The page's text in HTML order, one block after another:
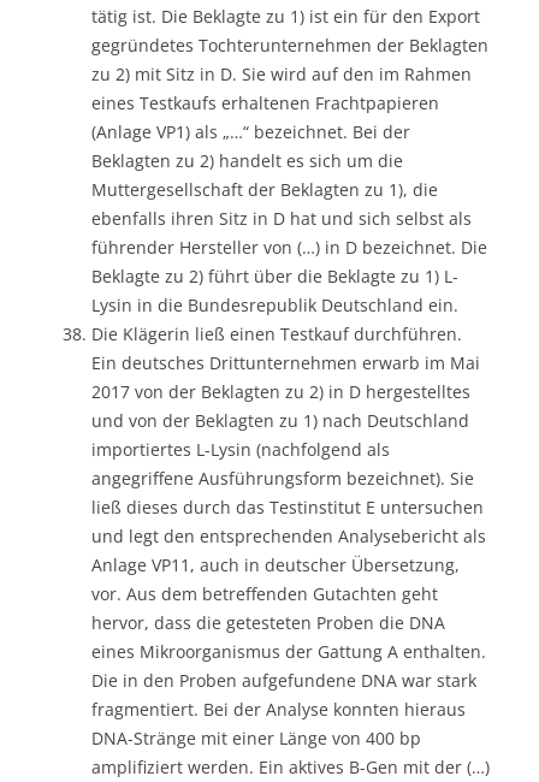
tätig ist. Die Beklagte zu 1) ist ein für den Export
gegründetes Tochterunternehmen der Beklagten
zu 2) mit Sitz in D. Sie wird auf den im Rahmen
eines Testkaufs erhaltenen Frachtpapieren
(Anlage VP1) als „…“ bezeichnet. Bei der
Beklagten zu 2) handelt es sich um die
Muttergesellschaft der Beklagten zu 1), die
ebenfalls ihren Sitz in D hat und sich selbst als
führender Hersteller von (…) in D bezeichnet. Die
Beklagte zu 2) führt über die Beklagte zu 1) L-
Lysin in die Bundesrepublik Deutschland ein.
Die Klägerin ließ einen Testkauf durchführen.
Ein deutsches Drittunternehmen erwarb im Mai
2017 von der Beklagten zu 2) in D hergestelltes
und von der Beklagten zu 1) nach Deutschland
importiertes L-Lysin (nachfolgend als
angegriffene Ausführungsform bezeichnet). Sie
ließ dieses durch das Testinstitut E untersuchen
und legt den entsprechenden Analysebericht als
Anlage VP11, auch in deutscher Übersetzung,
vor. Aus dem betreffenden Gutachten geht
hervor, dass die getesteten Proben die DNA
eines Mikroorganismus der Gattung A enthalten.
Die in den Proben aufgefundene DNA war stark
fragmentiert. Bei der Analyse konnten hieraus
DNA-Stränge mit einer Länge von 400 bp
amplifiziert werden. Ein aktives B-Gen mit der (…)